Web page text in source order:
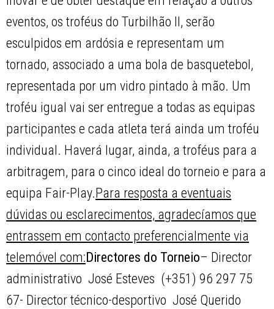
eventos, os troféus do Turbilhão II, serão
esculpidos em ardósia e representam um
tornado, associado a uma bola de basquetebol,
representada por um vidro pintado à mão. Um
troféu igual vai ser entregue a todas as equipas
participantes e cada atleta terá ainda um troféu
individual. Haverá lugar, ainda, a troféus para a
arbitragem, para o cinco ideal do torneio e para a
equipa Fair-Play. Para resposta a eventuais
dúvidas ou esclarecimentos, agradecíamos que
entrassem em contacto preferencialmente via
telemóvel com: Directores do Torneio– Director
administrativo  José Esteves  (+351) 96 297 75
67- Director técnico-desportivo  José Querido